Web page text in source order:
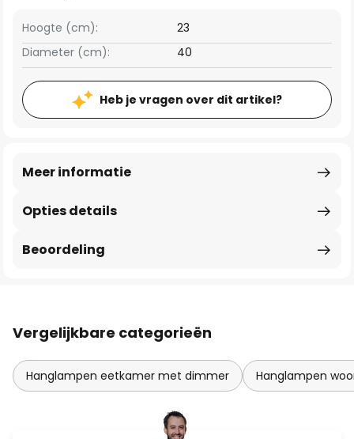
Hoogte (cm):
23
Diameter (cm):
40
Heb je vragen over dit artikel?
Opties details
Meer informatie
Beoordeling
Vergelijkbare categorieën
Hanglampen eetkamer met dimmer Hanglampen